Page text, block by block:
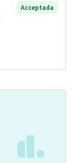
Acceptada